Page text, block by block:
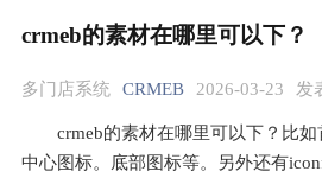
crmeb的素材在哪里可以下？
多门店系统 CRMEB 2026-03-23 发
crmeb的素材在哪里可以下？比
中心图标。底部图标等。另外还有